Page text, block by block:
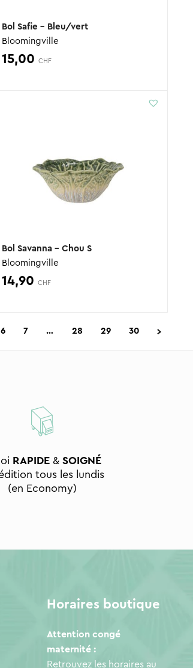
Bol Safie – Bleu/vert
Bloomingville
15,00CHF
Bol Savanna – Chou S
Bloomingville
14,90CHF
6 7 … 28 29 30
RAPIDE &SOIGNÉ
tous les lundis
(en Economy)
Horaires boutique
Attention congé
maternité :
Retrouvez les horaires au